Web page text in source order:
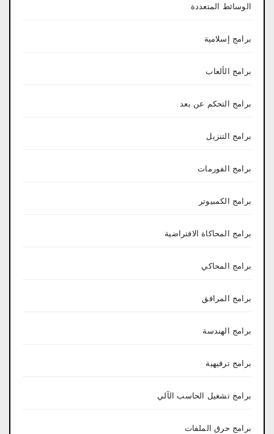
الوسائط المتعددة
برامج إسلامية
برامج الألعاب
برامج التحكم عن بعد
برامج التنزيل
برامج الفورمات
برامج الكمبيوتر
برامج المحاكاة الافتراضية
برامج المحاكي
برامج المرافق
برامج الهندسة
برامج ترفيهية
برامج تشغيل الحاسب الآلي
برامج حرق الملفات